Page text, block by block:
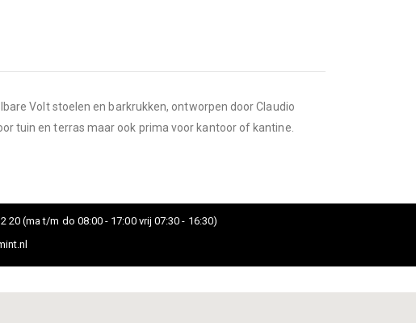
Volt stoelen en barkrukken, ontworpen door Claudio
tuin en terras maar ook prima voor kantoor of kantine.
20 (ma t/m do 08:00 - 17:00 vrij 07:30 - 16:30)